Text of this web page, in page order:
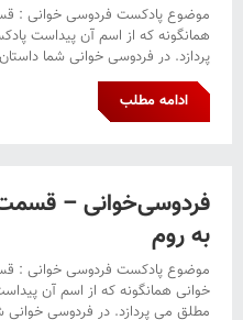
موضوع پادکست فردوسی خوانی :
همانگونه که از اسم آن پیداست
پردازد. در فردوسی خوانی شما
ادامه مطلب
فردوسی‌خوانی –
به روم
موضوع پادکست فردوسی خوانی :
خوانی همانگونه که از اسم آن
مطلق می پردازد. در فردوسی خوانی